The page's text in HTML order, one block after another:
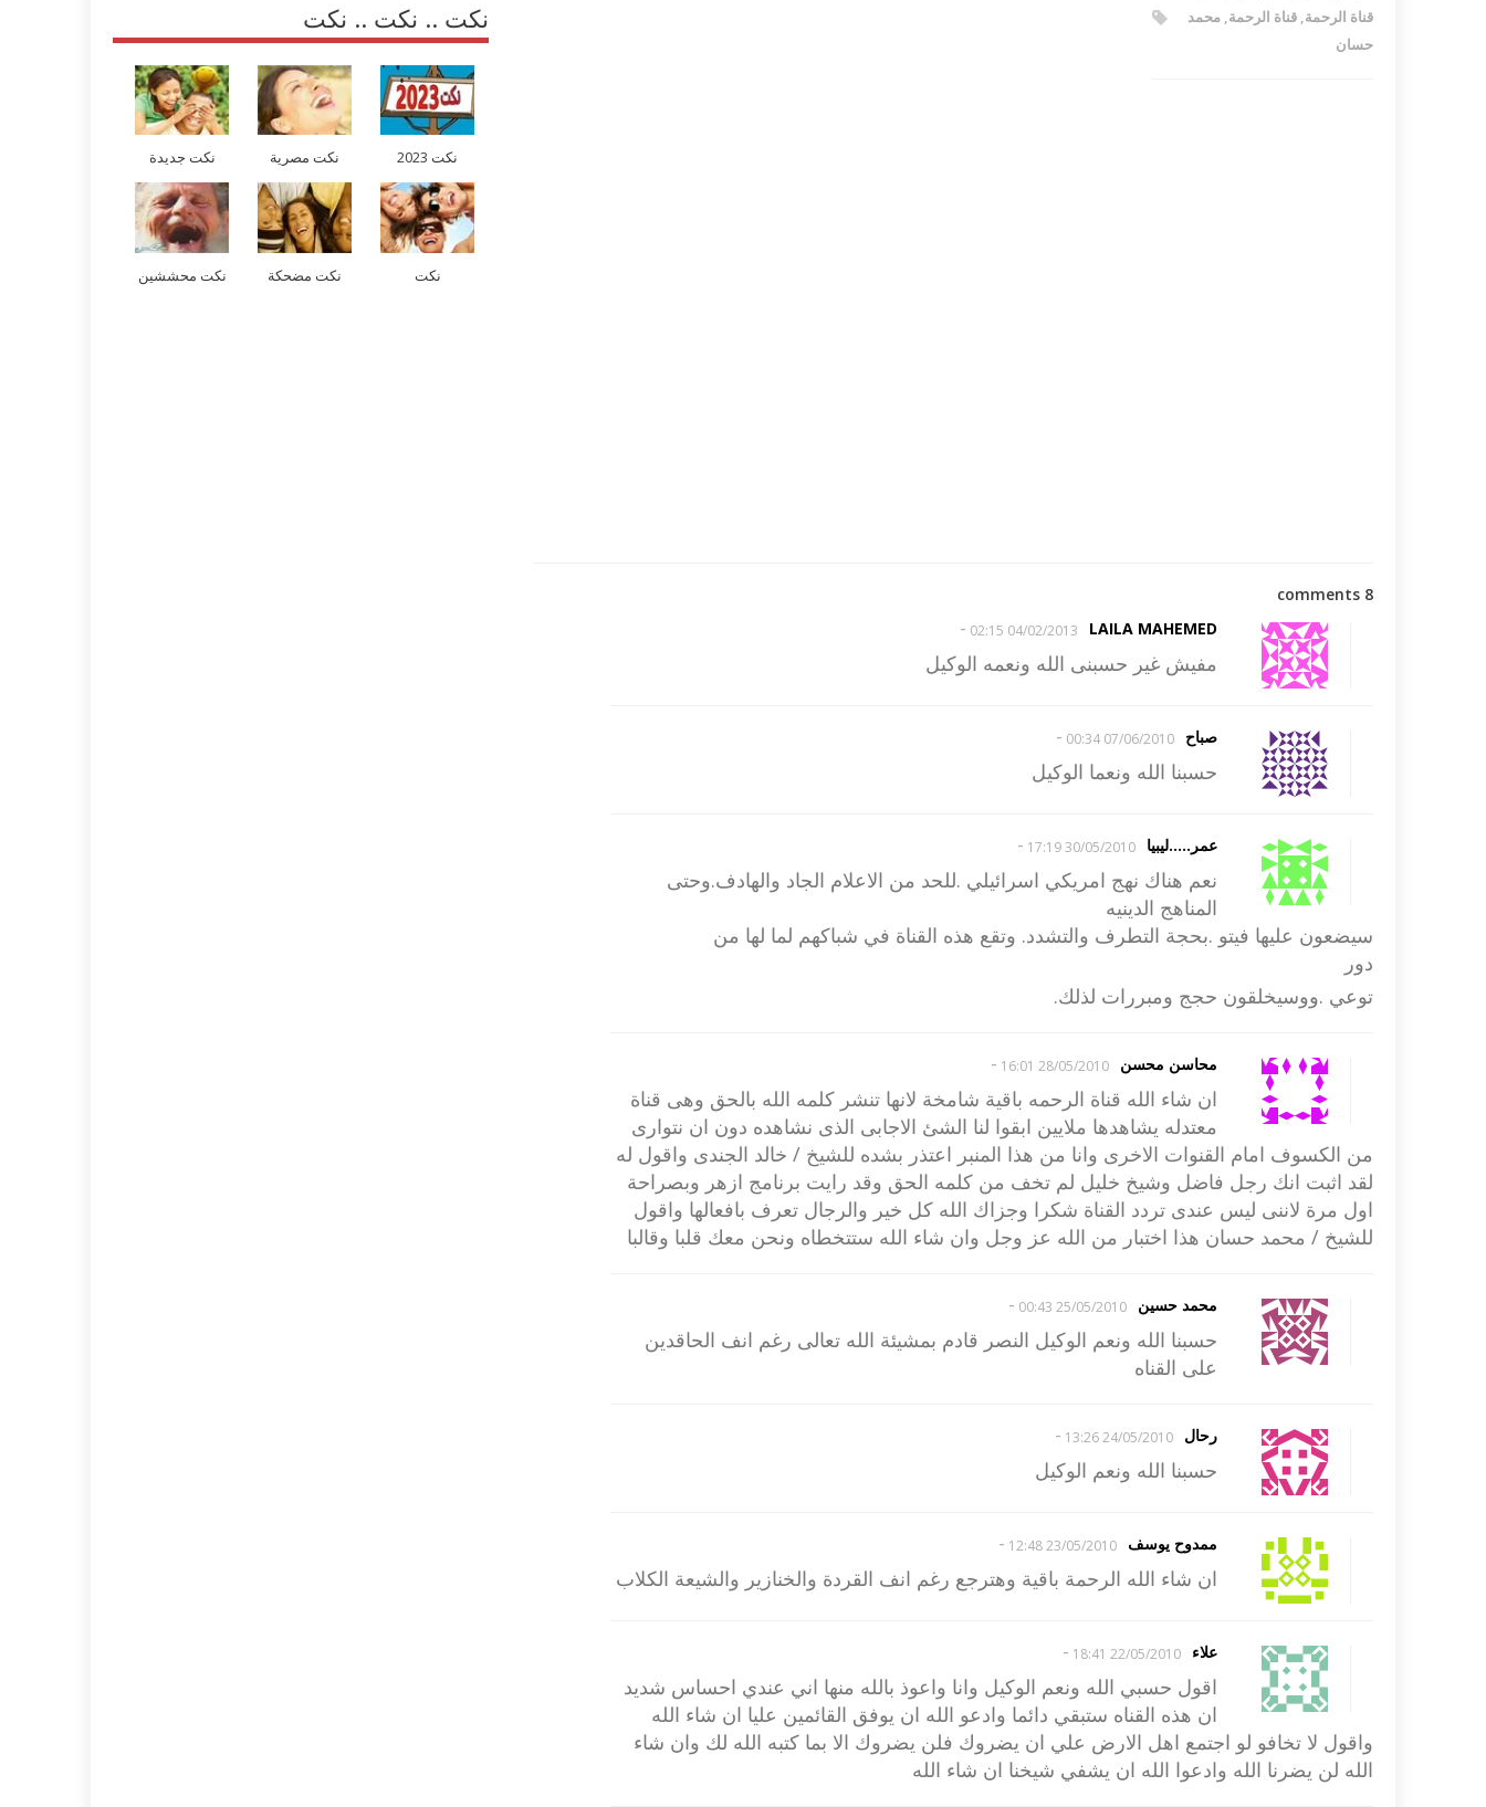
قناة الرحمة, قناة الرحمة, محمد
حسان
8 comments
LAILA MAHEMED
04/02/2013 02:15
-
مفيش غير حسبنى الله ونعمه الوكيل
صباح 07/06/2010 00:34
-
حسبنا الله ونعما الوكيل
عمر.....ليبيا 30/05/2010 17:19
-
نعم هناك نهج امريكي اسرائيلي .للحد من الاعلام الجاد والهادف.وحتى
المناهج الدينيه
سيضعون عليها فيتو .بحجة التطرف والتشدد. وتقع هذه القناة في شباكهم لما لها من
دور
توعي .ووسيخلقون حجج ومبررات لذلك.
محاسن محسن 28/05/2010 16:01
-
ان شاء الله قناة الرحمه باقية شامخة لانها تنشر كلمه الله بالحق وهى قناة
معتدله يشاهدها ملايين ابقوا لنا الشئ الاجابى الذى نشاهده دون ان نتوارى
من الكسوف امام القنوات الاخرى وانا من هذا المنبر اعتذر بشده للشيخ / خالد الجندى واقول له
لقد اثبت انك رجل فاضل وشيخ خليل لم تخف من كلمه الحق وقد رايت برنامج ازهر وبصراحة
اول مرة لاننى ليس عندى تردد القناة شكرا وجزاك الله كل خير والرجال تعرف بافعالها واقول
للشيخ / محمد حسان هذا اختبار من الله عز وجل وان شاء الله ستتخطاه ونحن معك قلبا وقالبا
محمد حسين 25/05/2010 00:43
-
حسبنا الله ونعم الوكيل النصر قادم بمشيئة الله تعالى رغم انف الحاقدين
على القناه
رحال 24/05/2010 13:26
-
حسبنا الله ونعم الوكيل
ممدوح يوسف 23/05/2010 12:48
-
ان شاء الله الرحمة باقية وهترجع رغم انف القردة والخنازير والشيعة الكلاب
علاء 22/05/2010 18:41
-
اقول حسبي الله ونعم الوكيل وانا واعوذ بالله منها اني عندي احساس شديد
ان هذه القناه ستبقي دائما وادعو الله ان يوفق القائمين عليا ان شاء الله
واقول لا تخافو لو اجتمع اهل الارض علي ان يضروك فلن يضروك الا بما كتبه الله لك وان شاء
الله لن يضرنا الله وادعوا الله ان يشفي شيخنا ان شاء الله
نكت .. نكت .. نكت
نكت 2023 نكت مصرية نكت جديدة
نكت نكت مضحكة نكت محششين